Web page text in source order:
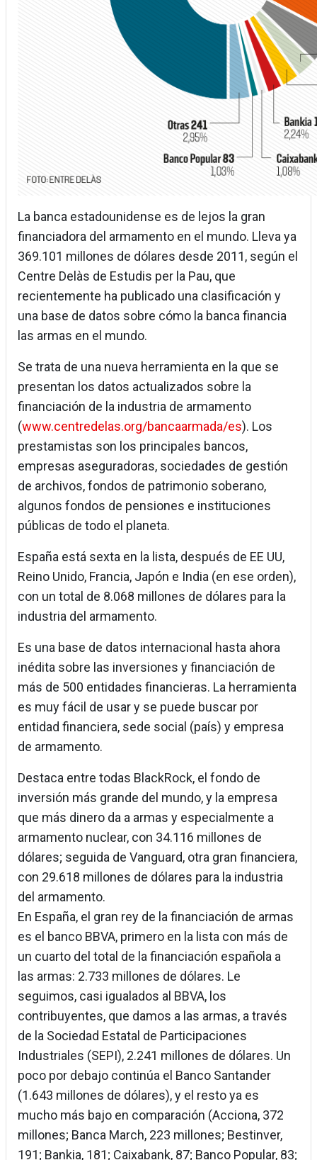
La banca estadounidense es de lejos la gran
financiadora del armamento en el mundo. Lleva ya
369.101 millones de dólares desde 2011, según el
Centre Delàs de Estudis per la Pau, que
recientemente ha publicado una clasificación y
una base de datos sobre cómo la banca financia
las armas en el mundo.
Se trata de una nueva herramienta en la que se
presentan los datos actualizados sobre la
financiación de la industria de armamento
(www.centredelas.org/bancaarmada/es). Los
prestamistas son los principales bancos,
empresas aseguradoras, sociedades de gestión
de archivos, fondos de patrimonio soberano,
algunos fondos de pensiones e instituciones
públicas de todo el planeta.
España está sexta en la lista, después de EE UU,
Reino Unido, Francia, Japón e India (en ese orden),
con un total de 8.068 millones de dólares para la
industria del armamento.
Es una base de datos internacional hasta ahora
inédita sobre las inversiones y financiación de
más de 500 entidades financieras. La herramienta
es muy fácil de usar y se puede buscar por
entidad financiera, sede social (país) y empresa
de armamento.
Destaca entre todas BlackRock, el fondo de
inversión más grande del mundo, y la empresa
que más dinero da a armas y especialmente a
armamento nuclear, con 34.116 millones de
dólares; seguida de Vanguard, otra gran financiera,
con 29.618 millones de dólares para la industria
del armamento.
En España, el gran rey de la financiación de armas
es el banco BBVA, primero en la lista con más de
un cuarto del total de la financiación española a
las armas: 2.733 millones de dólares. Le
seguimos, casi igualados al BBVA, los
contribuyentes, que damos a las armas, a través
de la Sociedad Estatal de Participaciones
Industriales (SEPI), 2.241 millones de dólares. Un
poco por debajo continúa el Banco Santander
(1.643 millones de dólares), y el resto ya es
mucho más bajo en comparación (Acciona, 372
millones; Banca March, 223 millones; Bestinver,
191; Bankia, 181; Caixabank, 87; Banco Popular, 83;